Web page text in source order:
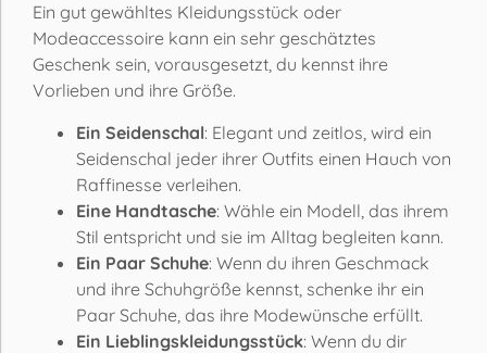
Ein gut gewähltes Kleidungsstück oder
Modeaccessoire kann ein sehr geschätztes
Geschenk sein, vorausgesetzt, du kennst ihre
Vorlieben und ihre Größe.
Ein Seidenschal: Elegant und zeitlos, wird ein
Seidenschal jeder ihrer Outfits einen Hauch von
Raffinesse verleihen.
Eine Handtasche: Wähle ein Modell, das ihrem
Stil entspricht und sie im Alltag begleiten kann.
Ein Paar Schuhe: Wenn du ihren Geschmack
und ihre Schuhgröße kennst, schenke ihr ein
Paar Schuhe, das ihre Modewünsche erfüllt.
Ein Lieblingskleidungsstück: Wenn du dir